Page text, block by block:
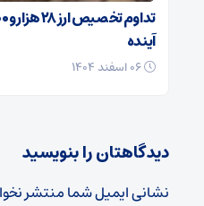
آینده
دیدگاهتان را بنویسید
نشانی ایمیل شما منتشر